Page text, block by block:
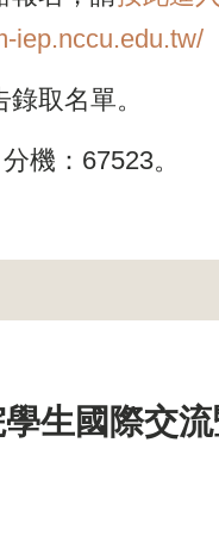
iep.nccu.edu.tw/
取名單。
機：67523。
生國際交